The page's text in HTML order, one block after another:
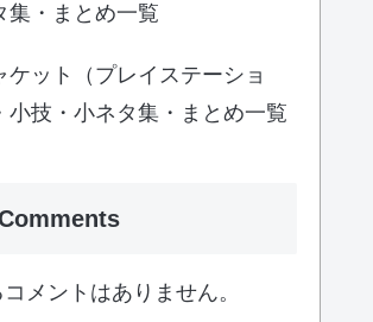
集・まとめ一覧
ケット（プレイステーショ
小技・小ネタ集・まとめ一覧
メントはありません。